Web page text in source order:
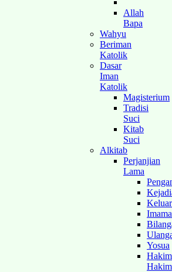
Allah
Bapa
Wahyu
Beriman
Katolik
Dasar
Iman
Katolik
Magisterium
Tradisi
Suci
Kitab
Suci
Alkitab
Perjanjian
Lama
Yosua
Hakim